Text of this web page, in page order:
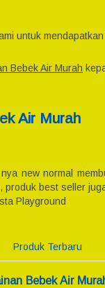
untuk
Bebek Air Murah
Air Murah
new normal
produk best seller
Playground
Produk Terbaru
Bebek Air